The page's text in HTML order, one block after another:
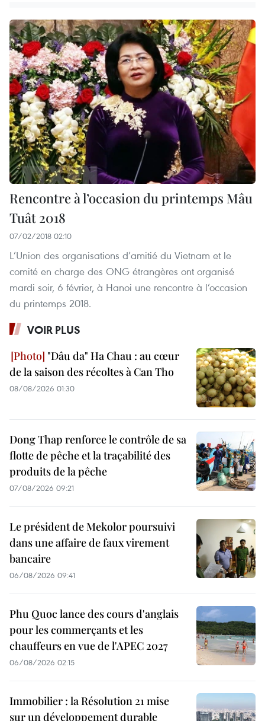
Rencontre à l’occasion du printemps Mâu
Tuât 2018
07/02/2018 02:10
L’Union des organisations d’amitié du Vietnam et le
comité en charge des ONG étrangères ont organisé
mardi soir, 6 février, à Hanoi une rencontre à l’occasion
du printemps 2018.
VOIR PLUS
"Dâu da" Ha Chau : au cœur
de la saison des récoltes à Can Tho
08/08/2026 01:30
Dong Thap renforce le contrôle de sa
flotte de pêche et la traçabilité des
produits de la pêche
07/08/2026 09:21
Le président de Mekolor poursuivi
dans une affaire de faux virement
bancaire
06/08/2026 09:41
Phu Quoc lance des cours d'anglais
pour les commerçants et les
chauffeurs en vue de l'APEC 2027
06/08/2026 02:15
Immobilier : la Résolution 21 mise
sur un développement durable